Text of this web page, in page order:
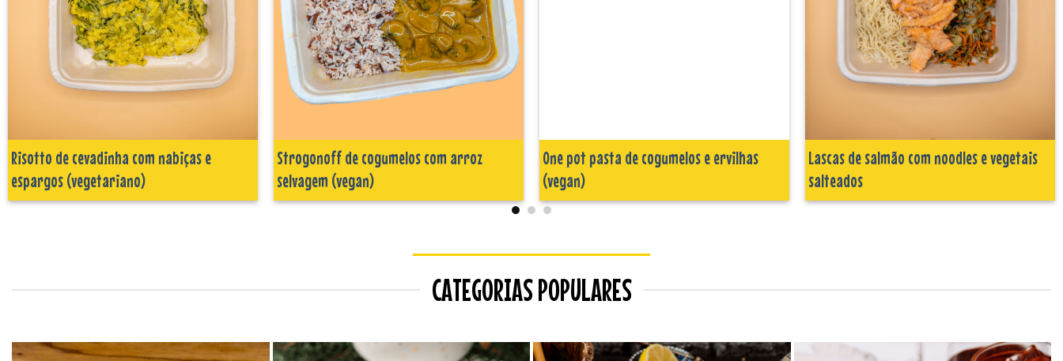
Risotto de cevadinha com nabiças e
espargos (vegetariano)
Strogonoff de cogumelos com arroz
selvagem (vegan)
One pot pasta de cogumelos e ervilhas
(vegan)
Lascas de salmão com noodles e vegetais
salteados
CATEGORIAS POPULARES